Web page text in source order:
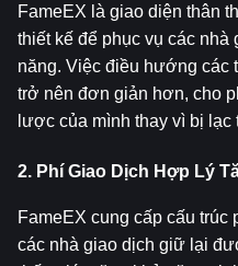
FameEX là giao diện thân
thiết kế để phục vụ các
năng. Việc điều hướng các
trở nên đơn giản hơn, cho
lược của mình thay vì bị lạc
2. Phí Giao Dịch Hợp Lý
FameEX cung cấp cấu trúc
các nhà giao dịch giữ lại